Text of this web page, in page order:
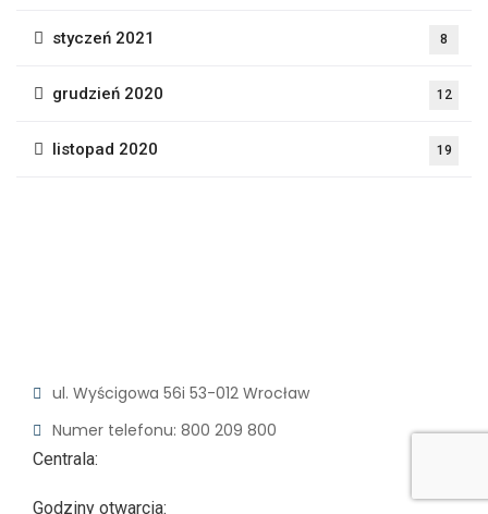
styczeń 2021 8
grudzień 2020 12
listopad 2020 19
ul. Wyścigowa 56i 53-012 Wrocław
Numer telefonu: 800 209 800
Centrala:
Godziny otwarcia: